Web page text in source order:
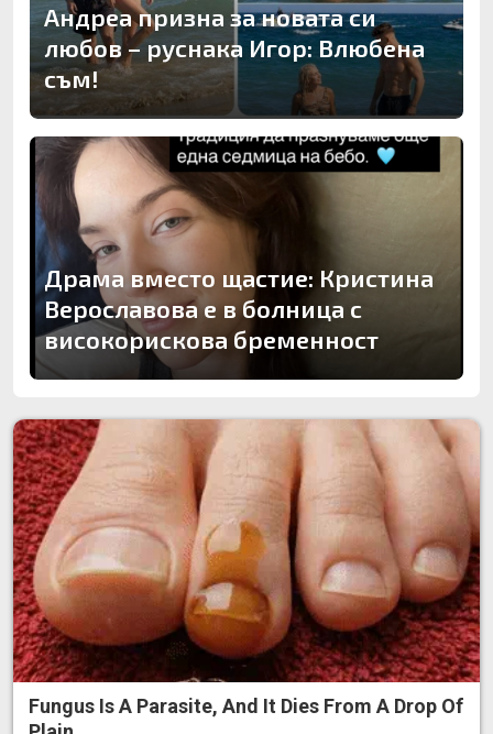
Андреа призна за новата си
любов – руснака Игор: Влюбена
съм!
Драма вместо щастие: Кристина
Верославова е в болница с
високорискова бременност
Fungus Is A Parasite, And It Dies From A Drop Of